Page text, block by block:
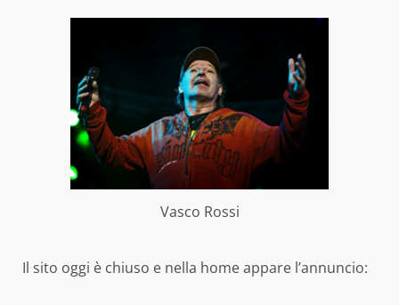
Vasco Rossi
Il sito oggi è chiuso e nella home appare l’annuncio: